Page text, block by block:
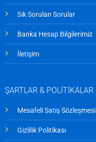
Sık Sorulan Sorular
Banka Hesap Bilgilerimiz
İletişim
ŞARTLAR & POLİTİKALAR
Mesafeli Satış Sözleşmesi
Gizlilik Politikası